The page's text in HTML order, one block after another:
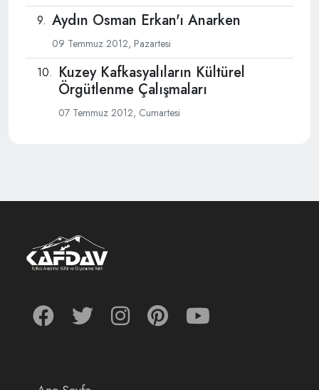
Aydın Osman Erkan'ı Anarken
09 Temmuz 2012, Pazartesi
Kuzey Kafkasyalıların Kültürel
Örgütlenme Çalışmaları
07 Temmuz 2012, Cumartesi